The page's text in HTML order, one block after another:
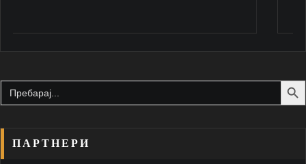
Search
for:
Search
ПАРТНЕРИ